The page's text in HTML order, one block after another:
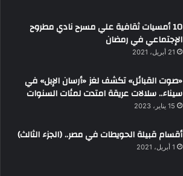
10 أمسيات ثقافية علي مسرح نادي مطروح
الإجتماعي في رمضان
21 أبريل، 2021
«صوت القبائل» تكشف لغز «أرسان الإبل» في
سيناء.. سلالات عريقة امتدت لمئات السنوات
15 يناير، 2023
أقسام قبيلة الحويطات في مصر.. (الجزء الثالث)
1 أبريل، 2021